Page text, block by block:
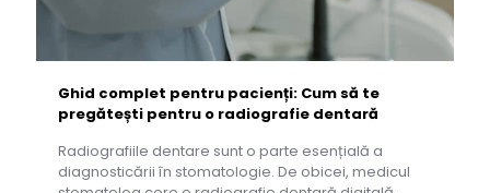
Ghid complet pentru pacienți: Cum să te
pregătești pentru o radiografie dentară
Radiografiile dentare sunt o parte esențială a
diagnosticării în stomatologie. De obicei, medicul